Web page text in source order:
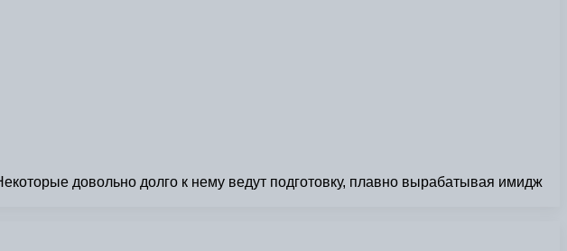
довольно долго к нему ведут подготовку, плавно вырабатывая имидж